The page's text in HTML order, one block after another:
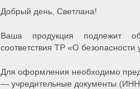
Добрый день, Светлана!
Ваша продукция подлежит
соответствия ТР «О безопасности
Для оформления необходимо
— учредительные документы